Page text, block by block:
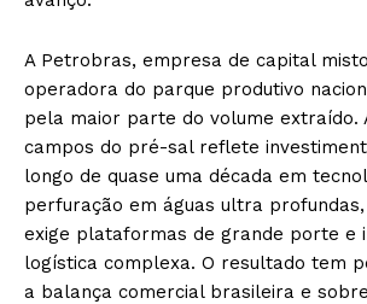
A Petrobras, empresa de capital
operadora do parque produtivo
pela maior parte do volume extraído.
campos do pré-sal reflete
longo de quase uma década em
perfuração em águas ultra
exige plataformas de grande porte e
logística complexa. O resultado tem
a balança comercial brasileira e